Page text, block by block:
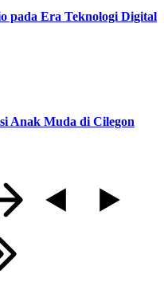
pada Era Teknologi Digital
Anak Muda di Cilegon